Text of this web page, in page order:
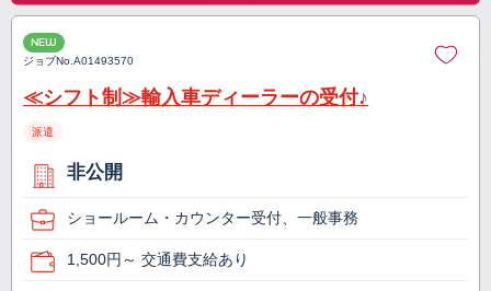
NEW
ジョブNo.A01493570
≪シフト制≫輸入車ディーラーの受付♪
派遣
非公開
ショールーム・カウンター受付、一般事務
1,500円～ 交通費支給あり